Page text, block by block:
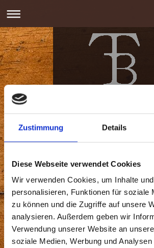
Zustimmung Details
Diese Webseite verwendet Cookies
Wir verwenden Cookies, um Inhalte
personalisieren, Funktionen für soziale
zu können und die Zugriffe auf unsere
analysieren. Außerdem geben wir
Verwendung unserer Website an
soziale Medien, Werbung und
TB Schmuck &